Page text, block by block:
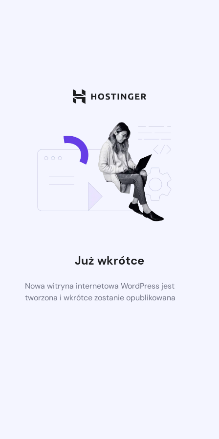
Już wkrótce
Nowa witryna internetowa WordPress jest
tworzona i wkrótce zostanie opublikowana